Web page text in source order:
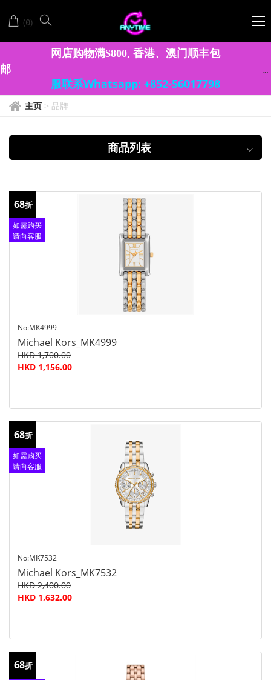
MICHAEL
KORS
(0)
网店购物满$800, 香港、澳门顺丰包
邮
服联系Whatsapp: +852-56017798
主页 > 品牌
商品列表
68折
如需购买
请向客服
No:MK4999
Michael Kors_MK4999
HKD 1,700.00
HKD 1,156.00
68折
如需购买
请向客服
No:MK7532
Michael Kors_MK7532
HKD 2,400.00
HKD 1,632.00
68折